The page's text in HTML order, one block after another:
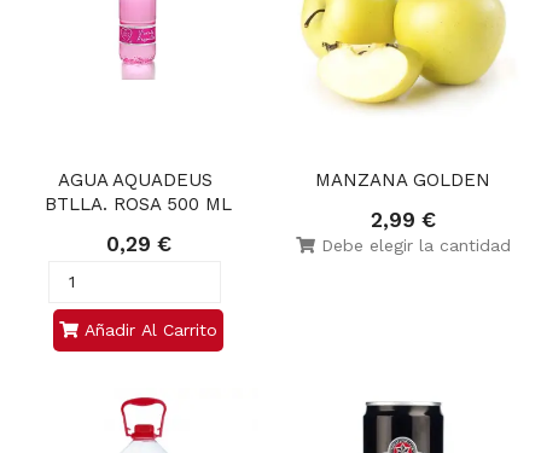
AGUA AQUADEUS
BTLLA. ROSA 500 ML
0,29 €
Añadir Al Carrito
MANZANA GOLDEN
2,99 €
Debe elegir la cantidad